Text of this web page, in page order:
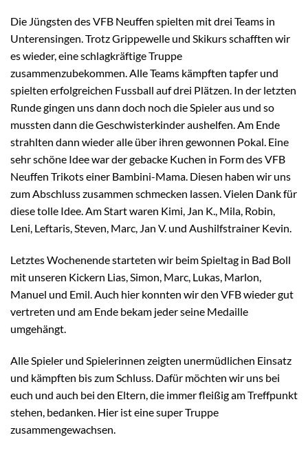
Die Jüngsten des VFB Neuffen spielten mit drei Teams in
Unterensingen. Trotz Grippewelle und Skikurs schafften wir
es wieder, eine schlagkräftige Truppe
zusammenzubekommen. Alle Teams kämpften tapfer und
spielten erfolgreichen Fussball auf drei Plätzen. In der letzten
Runde gingen uns dann doch noch die Spieler aus und so
mussten dann die Geschwisterkinder aushelfen. Am Ende
strahlten dann wieder alle über ihren gewonnen Pokal. Eine
sehr schöne Idee war der gebacke Kuchen in Form des VFB
Neuffen Trikots einer Bambini-Mama. Diesen haben wir uns
zum Abschluss zusammen schmecken lassen. Vielen Dank für
diese tolle Idee. Am Start waren Kimi, Jan K., Mila, Robin,
Leni, Leftaris, Steven, Marc, Jan V. und Aushilfstrainer Kevin.
Letztes Wochenende starteten wir beim Spieltag in Bad Boll
mit unseren Kickern Lias, Simon, Marc, Lukas, Marlon,
Manuel und Emil. Auch hier konnten wir den VFB wieder gut
vertreten und am Ende bekam jeder seine Medaille
umgehängt.
Alle Spieler und Spielerinnen zeigten unermüdlichen Einsatz
und kämpften bis zum Schluss. Dafür möchten wir uns bei
euch und auch bei den Eltern, die immer fleißig am Treffpunkt
stehen, bedanken. Hier ist eine super Truppe
zusammengewachsen.